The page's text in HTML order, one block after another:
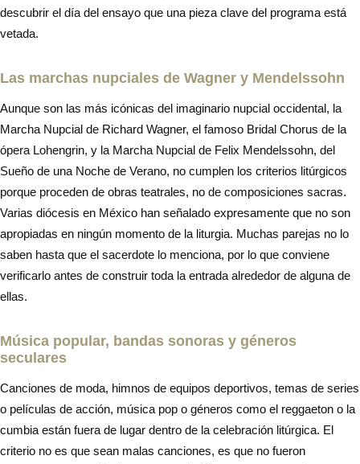
descubrir el día del ensayo que una pieza clave del programa está
vetada.
Las marchas nupciales de Wagner y Mendelssohn
Aunque son las más icónicas del imaginario nupcial occidental, la
Marcha Nupcial de Richard Wagner, el famoso Bridal Chorus de la
ópera Lohengrin, y la Marcha Nupcial de Felix Mendelssohn, del
Sueño de una Noche de Verano, no cumplen los criterios litúrgicos
porque proceden de obras teatrales, no de composiciones sacras.
Varias diócesis en México han señalado expresamente que no son
apropiadas en ningún momento de la liturgia. Muchas parejas no lo
saben hasta que el sacerdote lo menciona, por lo que conviene
verificarlo antes de construir toda la entrada alrededor de alguna de
ellas.
Música popular, bandas sonoras y géneros
seculares
Canciones de moda, himnos de equipos deportivos, temas de series
o películas de acción, música pop o géneros como el reggaeton o la
cumbia están fuera de lugar dentro de la celebración litúrgica. El
criterio no es que sean malas canciones, es que no fueron